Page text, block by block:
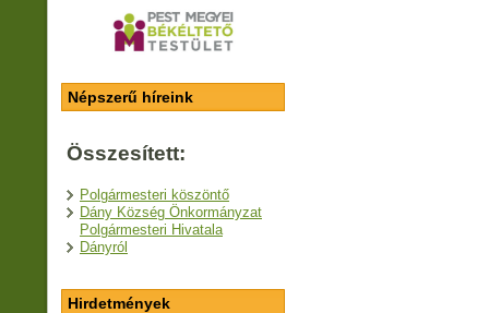
Népszerű híreink
Összesített:
Polgármesteri köszöntő
Dány Község Önkormányzat
Polgármesteri Hivatala
Dányról
Hirdetmények